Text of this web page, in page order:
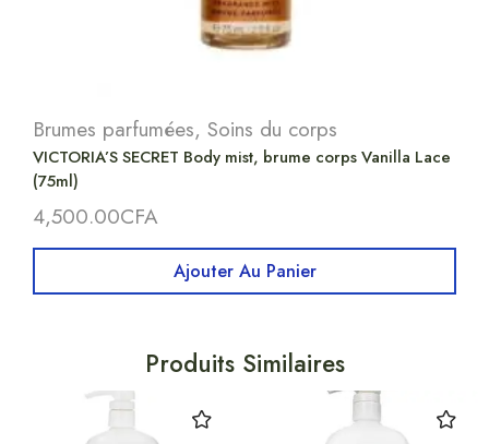
Brumes parfumées, Soins du corps
VICTORIA’S SECRET Body mist, brume corps Vanilla Lace
(75ml)
4,500.00CFA
Ajouter Au Panier
Produits Similaires